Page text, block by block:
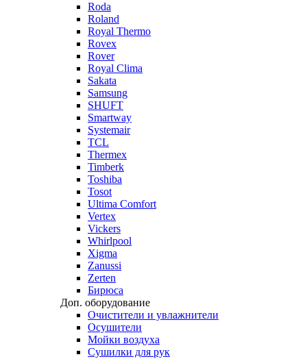
Roda
Roland
Royal Thermo
Rovex
Rover
Royal Clima
Sakata
Samsung
SHUFT
Smartway
Systemair
TCL
Thermex
Timberk
Toshiba
Tosot
Ultima Comfort
Vertex
Vickers
Whirlpool
Xigma
Zanussi
Zerten
Бирюса
Доп. оборудование
Очистители и увлажнители
Осушители
Мойки воздуха
Сушилки для рук